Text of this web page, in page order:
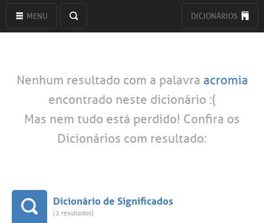
MENU DICIONÁRIOS
Nenhum resultado com a palavra acromia
encontrado neste dicionário :(
Mas nem tudo está perdido! Confira os
Dicionários com resultado:
Dicionário de Significados
(2 resultados)